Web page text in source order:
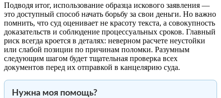
Подводя итог, использование образца искового заявления —
это доступный способ начать борьбу за свои деньги. Но важно
помнить, что суд оценивает не красоту текста, а совокупность
доказательств и соблюдение процессуальных сроков. Главный
риск всегда кроется в деталях: неверном расчете неустойки
или слабой позиции по причинам поломки. Разумным
следующим шагом будет тщательная проверка всех
документов перед их отправкой в канцелярию суда.
Нужна моя помощь?